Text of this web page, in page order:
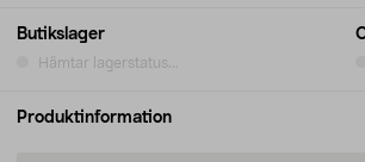
Butikslager
Hämtar lagerstatus...
Produktinformation